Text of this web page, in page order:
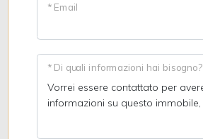
* Email
* Di quali informazioni hai bisogno?